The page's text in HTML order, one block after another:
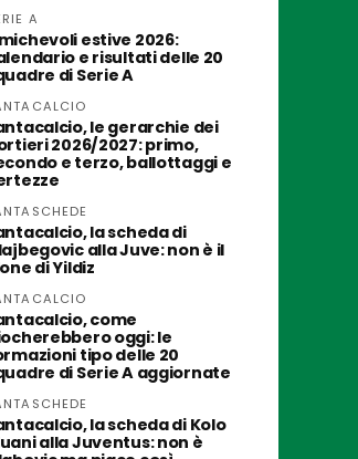
A
estive 2026:
e risultati delle 20
di Serie A
le gerarchie dei
2026/2027: primo,
e terzo, ballottaggi e
la scheda di
alla Juve: non è il
di Yildiz
come
oggi: le
tipo delle 20
di Serie A aggiornate
la scheda di Kolo
alla Juventus: non è